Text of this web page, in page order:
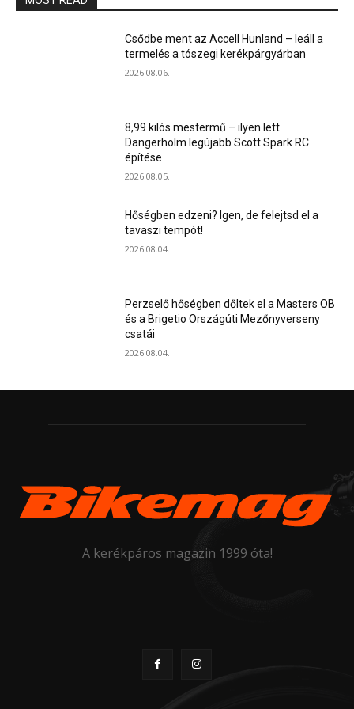
Csődbe ment az Accell Hunland – leáll a
termelés a tószegi kerékpárgyárban
2026.08.06.
8,99 kilós mestermű – ilyen lett
Dangerholm legújabb Scott Spark RC
építése
2026.08.05.
Hőségben edzeni? Igen, de felejtsd el a
tavaszi tempót!
2026.08.04.
Perzselő hőségben dőltek el a Masters OB
és a Brigetio Országúti Mezőnyverseny
csatái
2026.08.04.
A kerékpáros magazin 1999 óta!